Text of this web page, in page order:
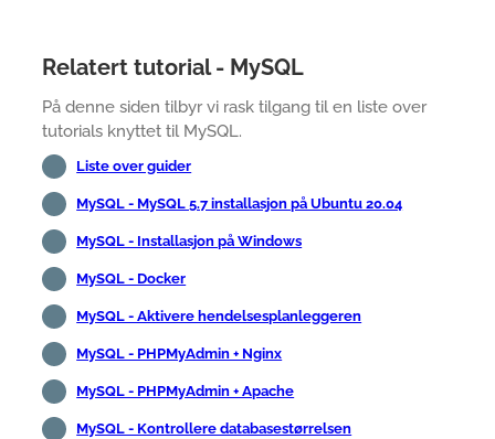
Relatert tutorial - MySQL
På denne siden tilbyr vi rask tilgang til en liste over
tutorials knyttet til MySQL.
Liste over guider
MySQL - MySQL 5.7 installasjon på Ubuntu 20.04
MySQL - Installasjon på Windows
MySQL - Docker
MySQL - Aktivere hendelsesplanleggeren
MySQL - PHPMyAdmin + Nginx
MySQL - PHPMyAdmin + Apache
MySQL - Kontrollere databasestørrelsen